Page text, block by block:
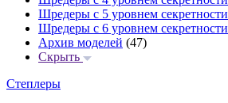
Шредеры с 5 уровнем секретности
Шредеры с 6 уровнем секретности
Архив моделей (47)
Скрыть
Степлеры